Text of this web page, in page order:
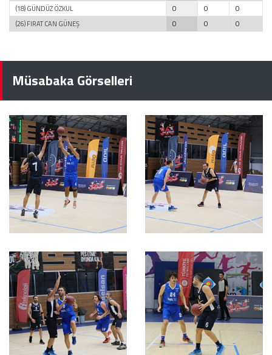
(18) GÜNDÜZ ÖZKUL 0 0 0
(26) FIRAT CAN GÜNEŞ 0 0 0
Müsabaka Görselleri